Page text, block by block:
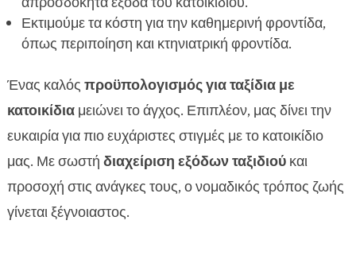
Εκτιμούμε τα κόστη για την καθημερινή φροντίδα,
όπως περιποίηση και κτηνιατρική φροντίδα.
Ένας καλός προϋπολογισμός για ταξίδια με
κατοικίδιαμειώνει το άγχος. Επιπλέον, μας δίνει την
ευκαιρία για πιο ευχάριστες στιγμές με το κατοικίδιο
μας. Με σωστή διαχείριση εξόδων ταξιδιούκαι
προσοχή στις ανάγκες τους, ο νομαδικός τρόπος ζωής
γίνεται ξέγνοιαστος.